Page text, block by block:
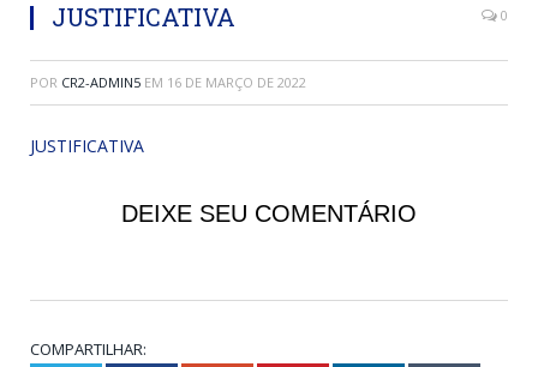
JUSTIFICATIVA 0
POR CR2-ADMIN5 EM 16 DE MARÇO DE 2022
JUSTIFICATIVA
DEIXE SEU COMENTÁRIO
COMPARTILHAR: